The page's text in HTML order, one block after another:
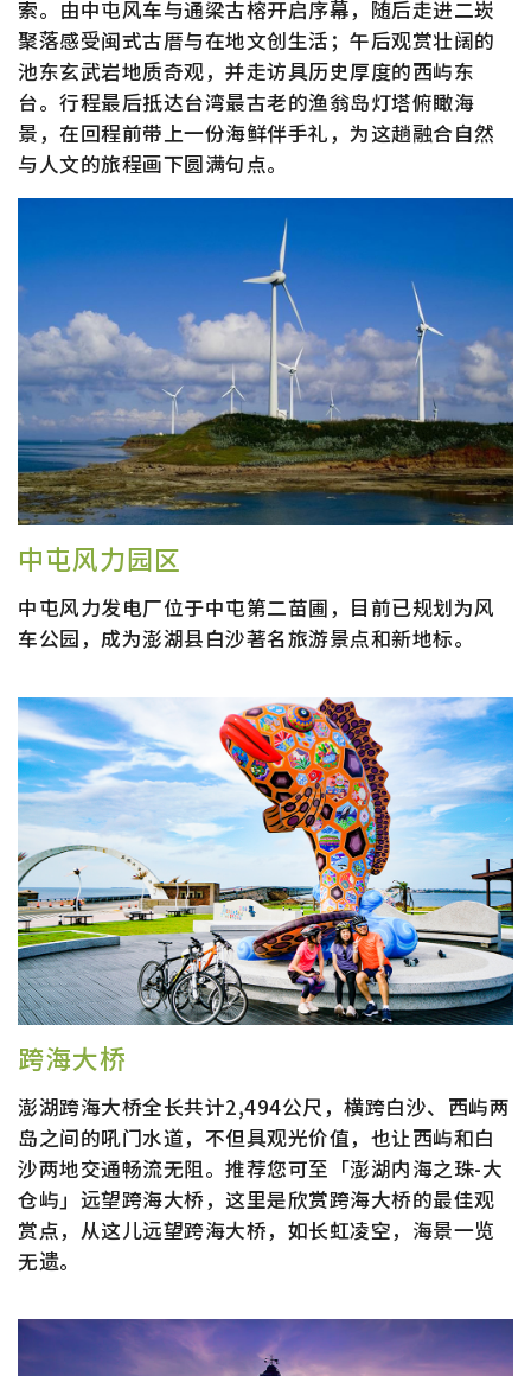
索。由中屯风车与通梁古榕开启序幕，随后走进二崁
聚落感受闽式古厝与在地文创生活；午后观赏壮阔的
池东玄武岩地质奇观，并走访具历史厚度的西屿东
台。行程最后抵达台湾最古老的渔翁岛灯塔俯瞰海
景，在回程前带上一份海鲜伴手礼，为这趟融合自然
与人文的旅程画下圆满句点。
中屯风力园区
中屯风力发电厂位于中屯第二苗圃，目前已规划为风
车公园，成为澎湖县白沙著名旅游景点和新地标。
跨海大桥
澎湖跨海大桥全长共计2,494公尺，横跨白沙、西屿两
岛之间的吼门水道，不但具观光价值，也让西屿和白
沙两地交通畅流无阻。推荐您可至「澎湖内海之珠-大
仓屿」远望跨海大桥，这里是欣赏跨海大桥的最佳观
赏点，从这儿远望跨海大桥，如长虹凌空，海景一览
无遗。